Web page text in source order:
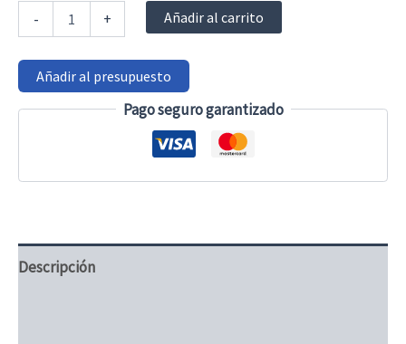
-
3100
cantidad
+ Añadir al carrito
Añadir al presupuesto
Pago seguro garantizado
Descripción